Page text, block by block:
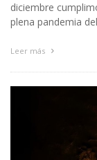
diciembre
plena pandemia
Leer más